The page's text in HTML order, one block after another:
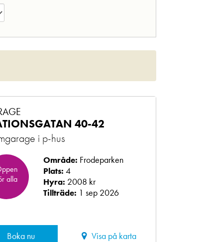
40-42
i p-hus
alla
Område: Frodeparken
Plats: 4
Hyra: 2008 kr
Tillträde: 1 sep 2026
Boka nu Visa på karta